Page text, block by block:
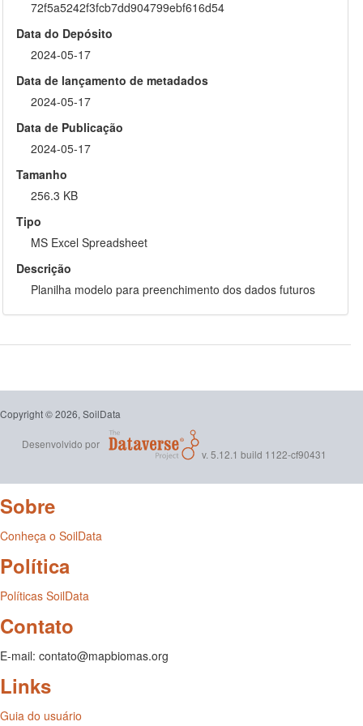
72f5a5242f3fcb7dd904799ebf616d54
Data do Depósito
2024-05-17
Data de lançamento de metadados
2024-05-17
Data de Publicação
2024-05-17
Tamanho
256.3 KB
Tipo
MS Excel Spreadsheet
Descrição
Planilha modelo para preenchimento dos dados futuros
Copyright © 2026, SoilData
Desenvolvido por
v. 5.12.1 build 1122-cf90431
Sobre
Conheça o SoilData
Política
Políticas SoilData
Contato
E-mail: contato@mapbiomas.org
Links
Guia do usuário